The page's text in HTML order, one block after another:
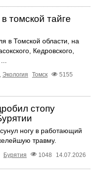
томской тайге
в Томской области, на
Кедровского,
, Экология Томск
5155
стопу
ногу в работающий
травму.
Бурятия 1048 14.07.2026